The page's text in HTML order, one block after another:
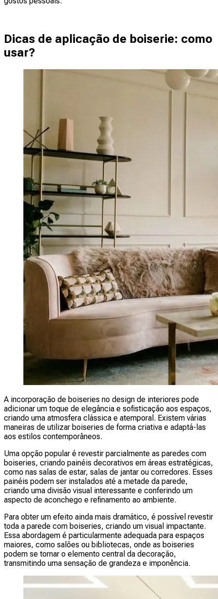
Dicas de aplicação de boiserie: como
usar?
A incorporação de boiseries no design de interiores pode
adicionar um toque de elegância e sofisticação aos espaços,
criando uma atmosfera clássica e atemporal. Existem várias
maneiras de utilizar boiseries de forma criativa e adaptá-las
aos estilos contemporâneos.
Uma opção popular é revestir parcialmente as paredes com
boiseries, criando painéis decorativos em áreas estratégicas,
como nas salas de estar, salas de jantar ou corredores. Esses
painéis podem ser instalados até a metade da parede,
criando uma divisão visual interessante e conferindo um
aspecto de aconchego e refinamento ao ambiente.
Para obter um efeito ainda mais dramático, é possível revestir
toda a parede com boiseries, criando um visual impactante.
Essa abordagem é particularmente adequada para espaços
maiores, como salões ou bibliotecas, onde as boiseries
podem se tornar o elemento central da decoração,
transmitindo uma sensação de grandeza e imponência.